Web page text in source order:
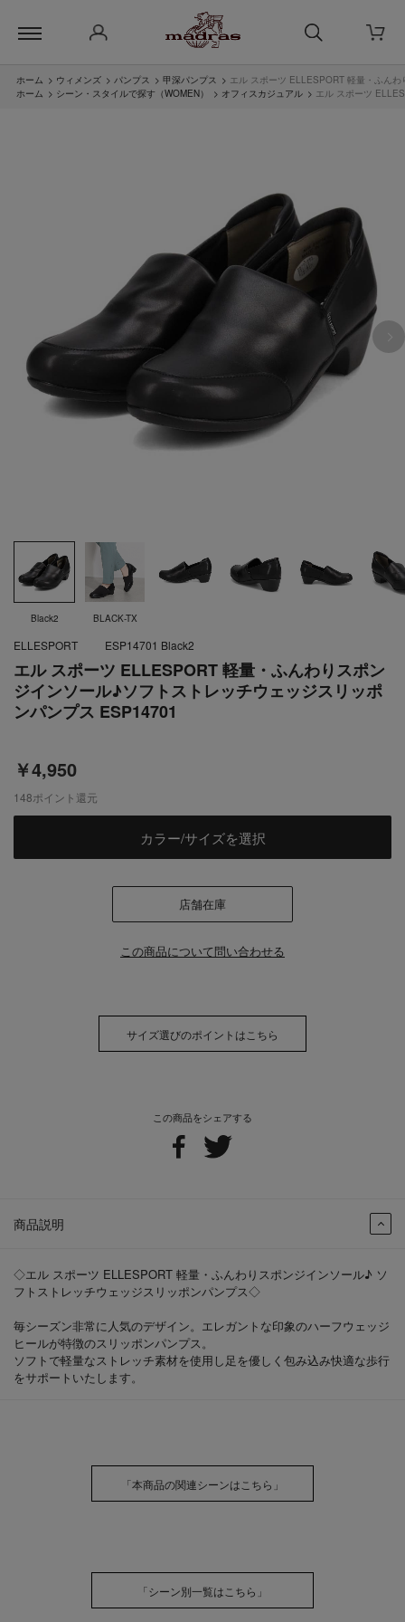
ホーム > ウィメンズ > パンプス > 甲深パンプス > エル スポーツ ELLESPORT 軽量・ふん
ホーム > シーン・スタイルで探す（WOMEN） > オフィスカジュアル > エル スポーツ
Black2 BLACK-TX
エル スポーツ ELLESPORT 軽量・ふんわりスポン
ジインソール♪ソフトストレッチウェッジスリッポ
ンパンプス ESP14701
￥4,950
この商品をシェアする
商品説明
◇エル スポーツ ELLESPORT 軽量・ふんわりスポンジインソール♪ ソ
フトストレッチウェッジスリッポンパンプス◇
毎シーズン非常に人気のデザイン。エレガントな印象のハーフウェッジ
ヒールが特徴のスリッポンパンプス。
ソフトで軽量なストレッチ素材を使用し足を優しく包み込み快適な歩行
をサポートいたします。
「本商品の関連シーンはこちら」
「シーン別一覧はこちら」
ELLESPORT ESP14701 Black2
148ポイント還元
カラー/サイズを選択
店舗在庫
この商品について問い合わせる
サイズ選びのポイントはこちら